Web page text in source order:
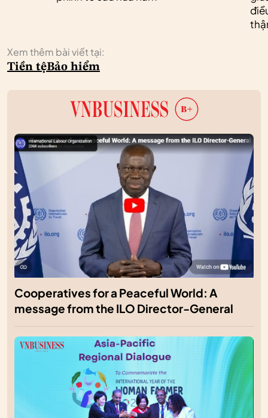
Xem thêm bài viết tại:
Tiền tệBảo hiểm
Cooperatives for a Peaceful World: A
message from the ILO Director-General